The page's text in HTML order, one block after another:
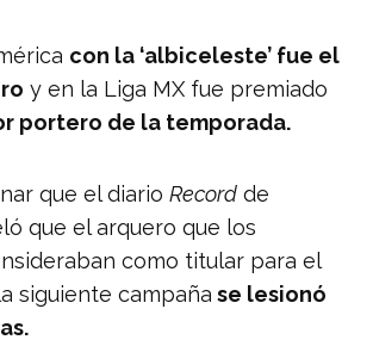
con la ‘albiceleste’ fue el
y en la Liga MX fue premiado
portero de la temporada.
que el diarioRecord de
que el arquero que los
como titular para el
siguiente campaña se lesionó